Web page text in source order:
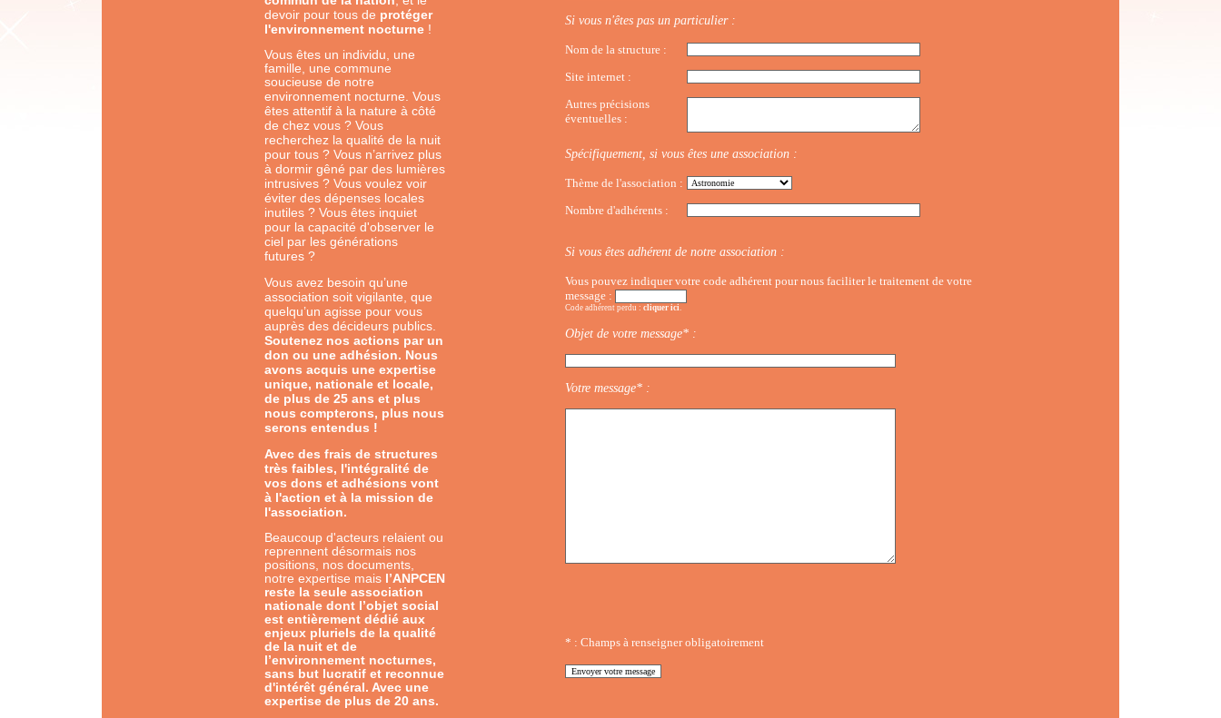
devoir pour tous de protéger
l'environnement nocturne !
Vous êtes un individu, une
famille, une commune
soucieuse de notre
environnement nocturne. Vous
êtes attentif à la nature à côté
de chez vous ? Vous
recherchez la qualité de la nuit
pour tous ? Vous n’arrivez plus
à dormir gêné par des lumières
intrusives ? Vous voulez voir
éviter des dépenses locales
inutiles ? Vous êtes inquiet
pour la capacité d'observer le
ciel par les générations
futures ?
Vous avez besoin qu’une
association soit vigilante, que
quelqu’un agisse pour vous
auprès des décideurs publics.
Soutenez nos actions par un
don ou une adhésion. Nous
avons acquis une expertise
unique, nationale et locale,
de plus de 25 ans et plus
nous compterons, plus nous
serons entendus !
Avec des frais de structures
très faibles, l'intégralité de
vos dons et adhésions vont
à l'action et à la mission de
l'association.
Beaucoup d'acteurs relaient ou
reprennent désormais nos
positions, nos documents,
notre expertise mais l’ANPCEN
reste la seule association
nationale dont l’objet social
est entièrement dédié aux
enjeux pluriels de la qualité
de la nuit et de
l’environnement nocturnes,
sans but lucratif et reconnue
d'intérêt général. Avec une
expertise de plus de 20 ans.
Si vous n'êtes pas un particulier :
Nom de la structure :
Site internet :
Autres précisions
éventuelles :
Spécifiquement, si vous êtes une association :
Thème de l'association :
Nombre d'adhérents :
Si vous êtes adhérent de notre association :
Vous pouvez indiquer votre code adhérent pour nous faciliter le traitement de votre
message :
Code adhérent perdu : cliquer ici.
Objet de votre message* :
Votre message* :
* : Champs à renseigner obligatoirement